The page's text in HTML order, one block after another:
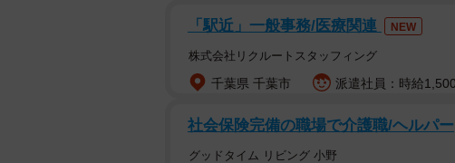
「駅近」一般事務/医療関連 NEW
株式会社リクルートスタッフィング
千葉県 千葉市 派遣社員：時給
社会保険完備の職場で介護職/ヘルパー
グッドタイム リビング 小野